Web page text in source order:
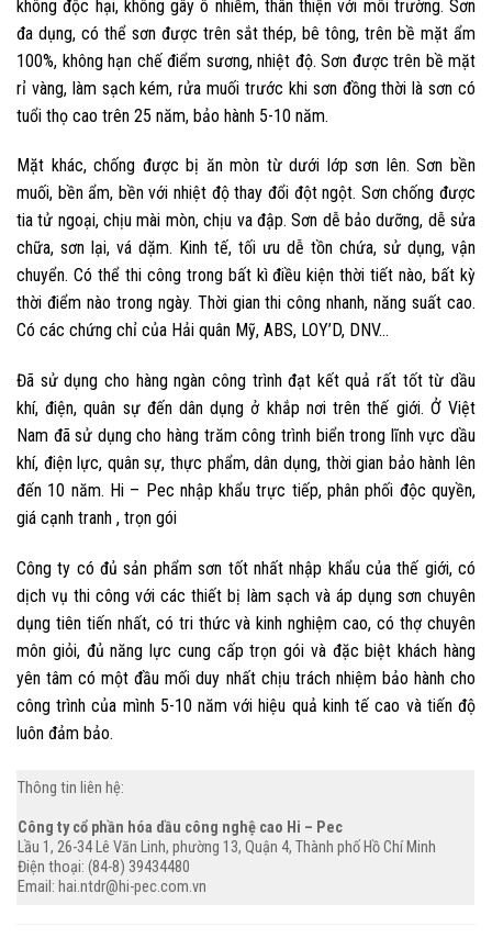
không độc hại, không gây ô nhiễm, thân thiện với môi trường. Sơn
đa dụng, có thể sơn được trên sắt thép, bê tông, trên bề mặt ẩm
100%, không hạn chế điểm sương, nhiệt độ. Sơn được trên bề mặt
rỉ vàng, làm sạch kém, rửa muối trước khi sơn đồng thời là sơn có
tuổi thọ cao trên 25 năm, bảo hành 5-10 năm.
Mặt khác, chống được bị ăn mòn từ dưới lớp sơn lên. Sơn bền
muối, bền ẩm, bền với nhiệt độ thay đổi đột ngột. Sơn chống được
tia tử ngoại, chịu mài mòn, chịu va đập. Sơn dễ bảo dưỡng, dễ sửa
chữa, sơn lại, vá dặm. Kinh tế, tối ưu dễ tồn chứa, sử dụng, vận
chuyển. Có thể thi công trong bất kì điều kiện thời tiết nào, bất kỳ
thời điểm nào trong ngày. Thời gian thi công nhanh, năng suất cao.
Có các chứng chỉ của Hải quân Mỹ, ABS, LOY’D, DNV…
Đã sử dụng cho hàng ngàn công trình đạt kết quả rất tốt từ dầu
khí, điện, quân sự đến dân dụng ở khắp nơi trên thế giới. Ở Việt
Nam đã sử dụng cho hàng trăm công trình biển trong lĩnh vực dầu
khí, điện lực, quân sự, thực phẩm, dân dụng, thời gian bảo hành lên
đến 10 năm. Hi – Pec nhập khẩu trực tiếp, phân phối độc quyền,
giá cạnh tranh , trọn gói
Công ty có đủ sản phẩm sơn tốt nhất nhập khẩu của thế giới, có
dịch vụ thi công với các thiết bị làm sạch và áp dụng sơn chuyên
dụng tiên tiến nhất, có tri thức và kinh nghiệm cao, có thợ chuyên
môn giỏi, đủ năng lực cung cấp trọn gói và đặc biệt khách hàng
yên tâm có một đầu mối duy nhất chịu trách nhiệm bảo hành cho
công trình của mình 5-10 năm với hiệu quả kinh tế cao và tiến độ
luôn đảm bảo.
Thông tin liên hệ:
Công ty cổ phần hóa dầu công nghệ cao Hi – Pec
Lầu 1, 26-34 Lê Văn Linh, phường 13, Quận 4, Thành phố Hồ Chí Minh
Điện thoại: (84-8) 39434480
Email: hai.ntdr@hi-pec.com.vn